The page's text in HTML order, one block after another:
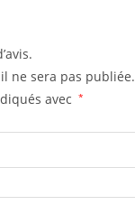
ne sera pas publiée.
avec
*